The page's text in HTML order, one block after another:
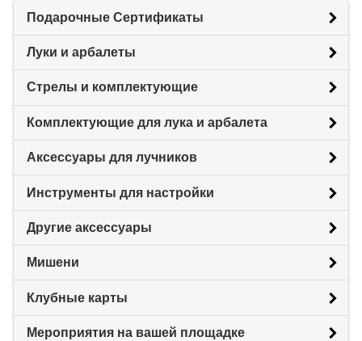
Подарочные Сертификаты
Луки и арбалеты
Стрелы и комплектующие
Комплектующие для лука и арбалета
Аксессуары для лучников
Инструменты для настройки
Другие аксессуары
Мишени
Клубные карты
Мероприятия на вашей площадке